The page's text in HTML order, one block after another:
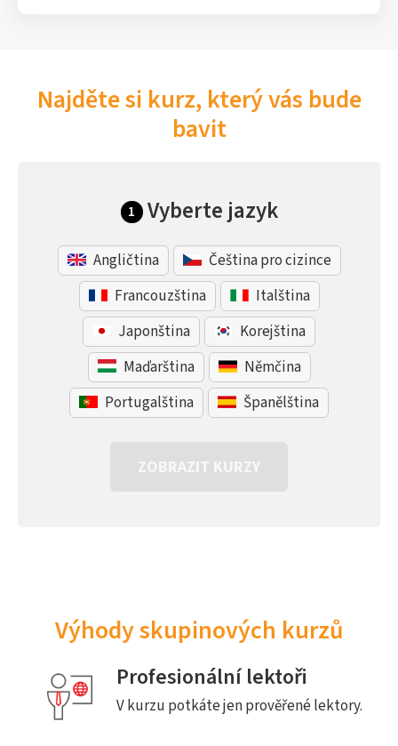
Najděte si kurz, který vás bude
bavit
1 Vyberte jazyk
Angličtina
Čeština pro cizince
Francouzština
Italština
Japonština
Korejština
Maďarština
Němčina
Portugalština
Španělština
ZOBRAZIT KURZY
Výhody skupinových kurzů
Profesionální lektoři
V kurzu potkáte jen prověřené lektory.